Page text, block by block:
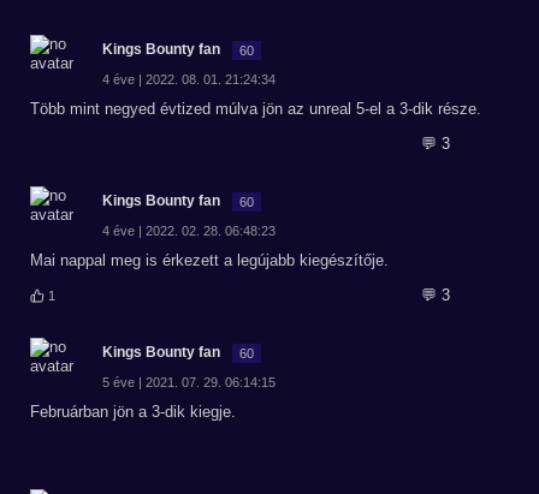
Kings Bounty fan 60
4 éve | 2022. 08. 01. 21:24:34
Több mint negyed évtized múlva jön az unreal 5-el a 3-dik része.
💬 3
Kings Bounty fan 60
4 éve | 2022. 02. 28. 06:48:23
Mai nappal meg is érkezett a legújabb kiegészítője.
1 💬 3
Kings Bounty fan 60
5 éve | 2021. 07. 29. 06:14:15
Februárban jön a 3-dik kiegje.